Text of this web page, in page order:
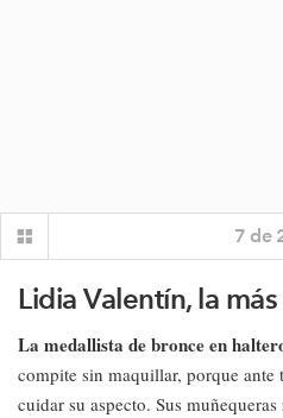
7 de
Lidia Valentín, la
La medallista de bronce en
compite sin maquillar, porque ante
cuidar su aspecto. Sus